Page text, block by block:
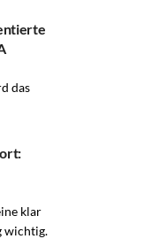
das
klar
wichtig.